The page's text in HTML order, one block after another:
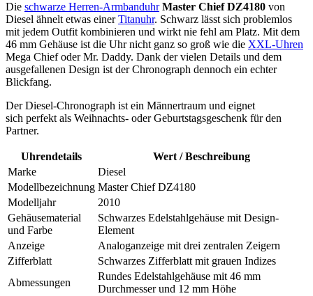
Die schwarze Herren-Armbanduhr Master Chief DZ4180 von
Diesel ähnelt etwas einerTitanuhr. Schwarz lässt sich problemlos
mit jedem Outfit kombinieren und wirkt nie fehl am Platz. Mit dem
46 mm Gehäuse ist die Uhr nicht ganz so groß wie die XXL-Uhren
Mega Chief oder Mr. Daddy. Dank der vielen Details und dem
ausgefallenen Design ist der Chronograph dennoch ein echter
Blickfang.
Der Diesel-Chronograph ist ein Männertraum und eignet
sich perfekt als Weihnachts- oder Geburtstagsgeschenk für den
Partner.
Uhrendetails
Wert / Beschreibung
Marke
Diesel
Modellbezeichnung Master Chief DZ4180
Modelljahr
2010
Gehäusematerial
und Farbe
Schwarzes Edelstahlgehäuse mit Design-
Element
Anzeige
Analoganzeige mit drei zentralen Zeigern
Zifferblatt
Schwarzes Zifferblatt mit grauen Indizes
Abmessungen
Rundes Edelstahlgehäuse mit 46 mm
Durchmesser und 12 mm Höhe